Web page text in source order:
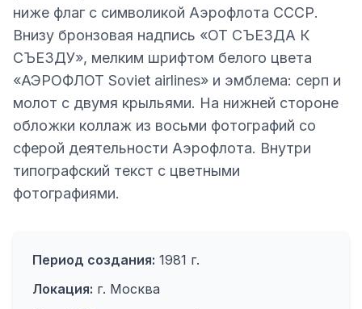
ниже флаг с символикой Аэрофлота СССР.
Внизу бронзовая надпись «ОТ СЪЕЗДА К
СЪЕЗДУ», мелким шрифтом белого цвета
«АЭРОФЛОТ Soviet airlines» и эмблема: серп и
молот с двумя крыльями. На нижней стороне
обложки коллаж из восьми фотографий со
сферой деятельности Аэрофлота. Внутри
типографский текст с цветными
фотографиями.
Период создания: 1981 г.
Локация: г. Москва